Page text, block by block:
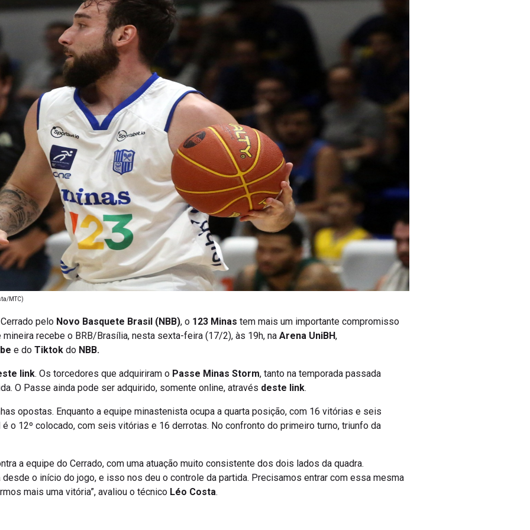
MTC)
pelo Novo Basquete Brasil (NBB), o 123 Minas tem mais um importante compromisso
recebe o BRB/Brasília, nesta sexta-feira (17/2), às 19h, na Arena UniBH,
e do Tiktok do NBB.
link. Os torcedores que adquiriram o Passe Minas Storm, tanto na temporada passada
O Passe ainda pode ser adquirido, somente online, através deste link.
opostas. Enquanto a equipe minastenista ocupa a quarta posição, com 16 vitórias e seis
o 12º colocado, com seis vitórias e 16 derrotas. No confronto do primeiro turno, triunfo da
a equipe do Cerrado, com uma atuação muito consistente dos dois lados da quadra.
o início do jogo, e isso nos deu o controle da partida. Precisamos entrar com essa mesma
mais uma vitória”, avaliou o técnico Léo Costa.